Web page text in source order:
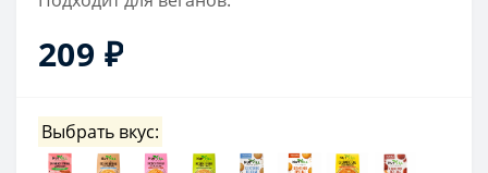
209 ₽
Выбрать вкус: